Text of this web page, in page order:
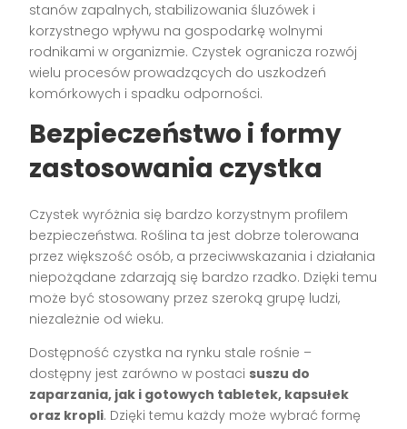
stanów zapalnych, stabilizowania śluzówek i
korzystnego wpływu na gospodarkę wolnymi
rodnikami w organizmie. Czystek ogranicza rozwój
wielu procesów prowadzących do uszkodzeń
komórkowych i spadku odporności.
Bezpieczeństwo i formy
zastosowania czystka
Czystek wyróżnia się bardzo korzystnym profilem
bezpieczeństwa. Roślina ta jest dobrze tolerowana
przez większość osób, a przeciwwskazania i działania
niepożądane zdarzają się bardzo rzadko. Dzięki temu
może być stosowany przez szeroką grupę ludzi,
niezależnie od wieku.
Dostępność czystka na rynku stale rośnie –
dostępny jest zarówno w postaci suszu do
zaparzania, jak i gotowych tabletek, kapsułek
oraz kropli. Dzięki temu każdy może wybrać formę